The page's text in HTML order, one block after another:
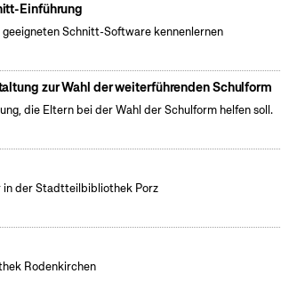
Einführung
Schnitt-Software kennenlernen
zur Wahl der weiterführenden Schulform
die Eltern bei der Wahl der Schulform helfen soll.
in der Stadtteilbibliothek Porz
Rodenkirchen